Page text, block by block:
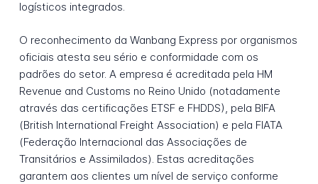
logísticos integrados.
O reconhecimento da Wanbang Express por organismos
oficiais atesta seu sério e conformidade com os
padrões do setor. A empresa é acreditada pela HM
Revenue and Customs no Reino Unido (notadamente
através das certificações ETSF e FHDDS), pela BIFA
(British International Freight Association) e pela FIATA
(Federação Internacional das Associações de
Transitários e Assimilados). Estas acreditações
garantem aos clientes um nível de serviço conforme